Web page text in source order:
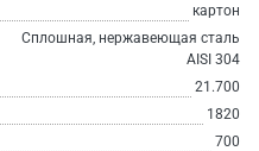
картон
Сплошная, нержавеющая сталь
AISI 304
21.700
1820
700